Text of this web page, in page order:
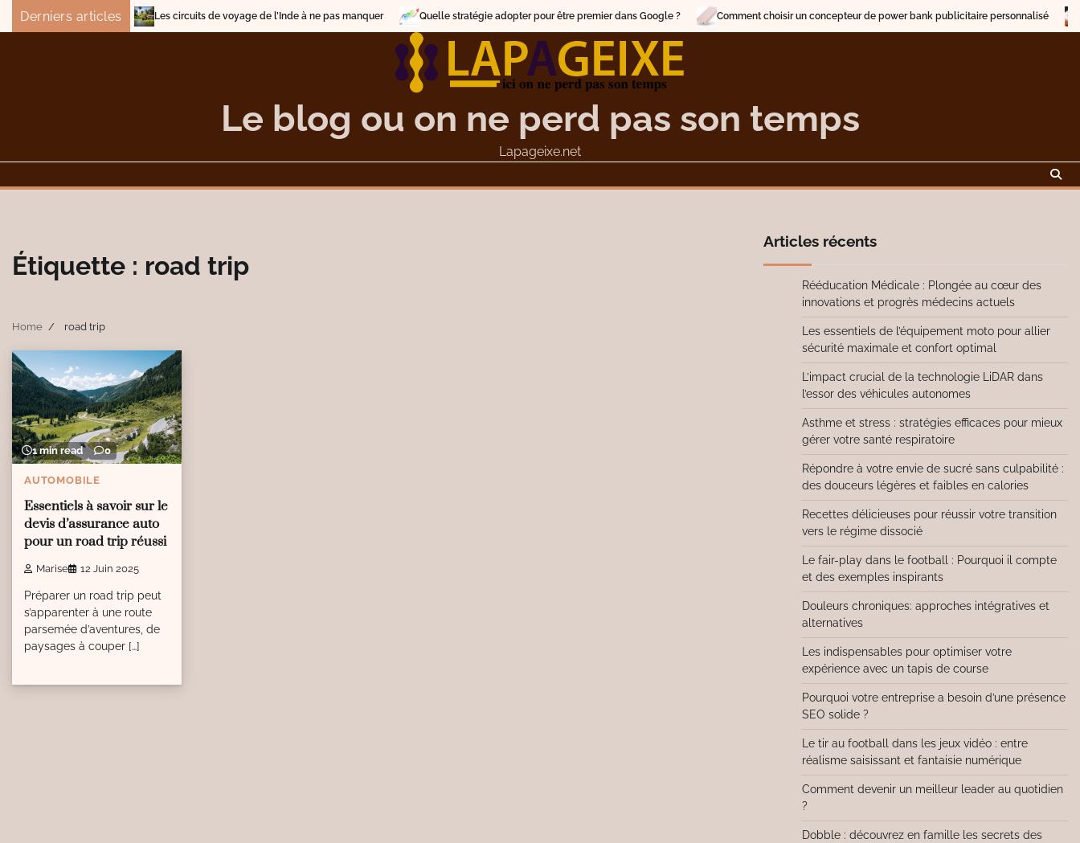
SkipDerniers articlesLes circuits de voyage de l’Inde à ne pas manquer Quelle stratégie adopter pour être premier dans Google ? Comment choisir un concepteur de power bank publicitaire personnalisé
Le blog ou on ne perd pas son temps
Lapageixe.net
Étiquette : road trip
Home road trip
1 min read 0
AUTOMOBILE
Essentiels à savoir sur le
devis d’assurance auto
pour un road trip réussi
Marise 12 Juin 2025
Préparer un road trip peut
s’apparenter à une route
parsemée d’aventures, de
paysages à couper […]
Articles récents
Rééducation Médicale : Plongée au cœur des
innovations et progrès médecins actuels
Les essentiels de l’équipement moto pour allier
sécurité maximale et confort optimal
L’impact crucial de la technologie LiDAR dans
l’essor des véhicules autonomes
Asthme et stress : stratégies efficaces pour mieux
gérer votre santé respiratoire
Répondre à votre envie de sucré sans culpabilité :
des douceurs légères et faibles en calories
Recettes délicieuses pour réussir votre transition
vers le régime dissocié
Le fair-play dans le football : Pourquoi il compte
et des exemples inspirants
Douleurs chroniques: approches intégratives et
alternatives
Les indispensables pour optimiser votre
expérience avec un tapis de course
Pourquoi votre entreprise a besoin d’une présence
SEO solide ?
Le tir au football dans les jeux vidéo : entre
réalisme saisissant et fantaisie numérique
Comment devenir un meilleur leader au quotidien
?
Dobble : découvrez en famille les secrets des